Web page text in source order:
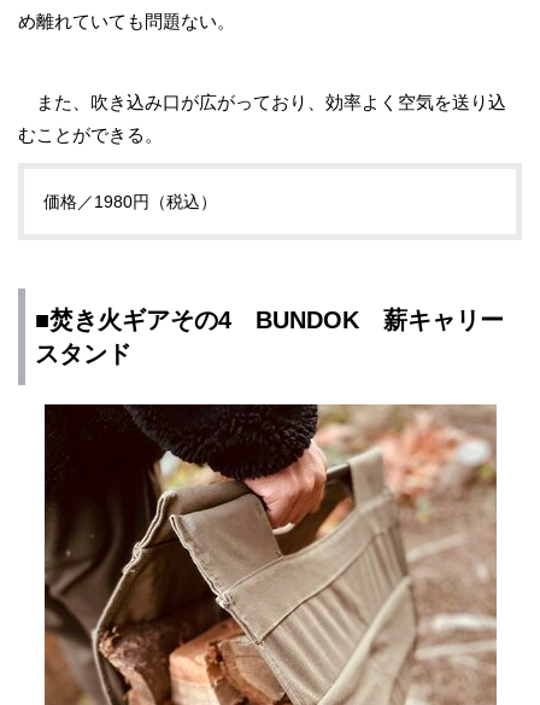
め離れていても問題ない。
また、吹き込み口が広がっており、効率よく空気を送り込
むことができる。
価格／1980円（税込）
■焚き火ギアその4 BUNDOK 薪キャリー
スタンド